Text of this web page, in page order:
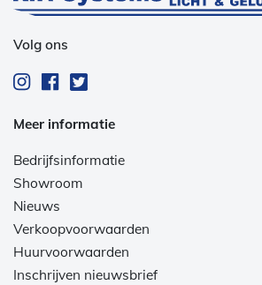
Volg ons
Meer informatie
Bedrijfsinformatie
Showroom
Nieuws
Verkoopvoorwaarden
Huurvoorwaarden
Inschrijven nieuwsbrief